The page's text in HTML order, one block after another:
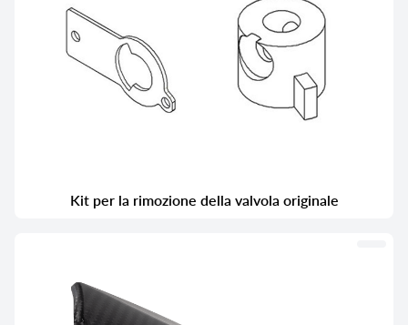
Kit per la rimozione della valvola originale